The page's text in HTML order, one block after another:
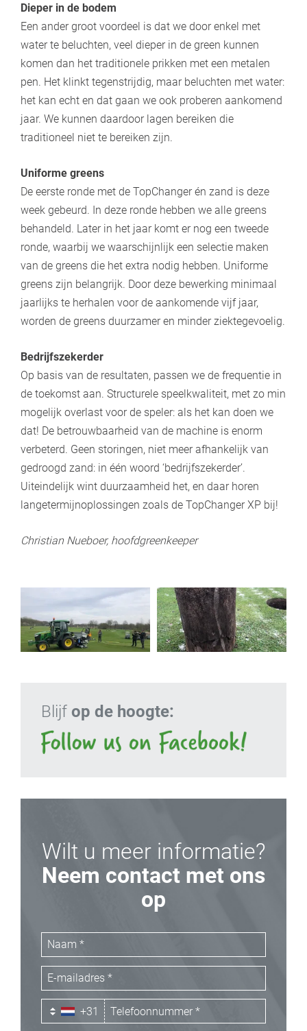
Dieper in de bodem
Een ander groot voordeel is dat we door enkel met
water te beluchten, veel dieper in de green kunnen
komen dan het traditionele prikken met een metalen
pen. Het klinkt tegenstrijdig, maar beluchten met water:
het kan echt en dat gaan we ook proberen aankomend
jaar. We kunnen daardoor lagen bereiken die
traditioneel niet te bereiken zijn.
Uniforme greens
De eerste ronde met de TopChanger én zand is deze
week gebeurd. In deze ronde hebben we alle greens
behandeld. Later in het jaar komt er nog een tweede
ronde, waarbij we waarschijnlijk een selectie maken
van de greens die het extra nodig hebben. Uniforme
greens zijn belangrijk. Door deze bewerking minimaal
jaarlijks te herhalen voor de aankomende vijf jaar,
worden de greens duurzamer en minder ziektegevoelig.
Bedrijfszekerder
Op basis van de resultaten, passen we de frequentie in
de toekomst aan. Structurele speelkwaliteit, met zo min
mogelijk overlast voor de speler: als het kan doen we
dat! De betrouwbaarheid van de machine is enorm
verbeterd. Geen storingen, niet meer afhankelijk van
gedroogd zand: in één woord ‘bedrijfszekerder’.
Uiteindelijk wint duurzaamheid het, en daar horen
langetermijnoplossingen zoals de TopChanger XP bij!
Christian Nueboer, hoofdgreenkeeper
Blijf op de hoogte:
Wilt u meer informatie?
Neem contact met ons
op
+31